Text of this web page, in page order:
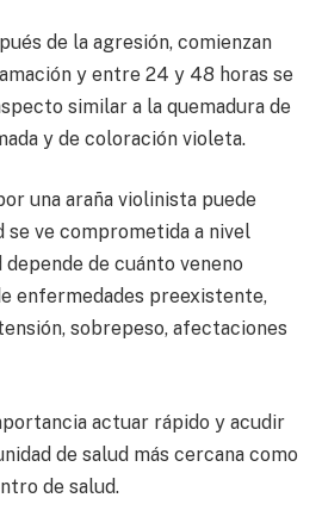
de la agresión, comienzan
y entre 24 y 48 horas se
similar a la quemadura de
y de coloración violeta.
una araña violinista puede
se ve comprometida a nivel
de cuánto veneno
enfermedades preexistente,
sobrepeso, afectaciones
actuar rápido y acudir
de salud más cercana como
de salud.